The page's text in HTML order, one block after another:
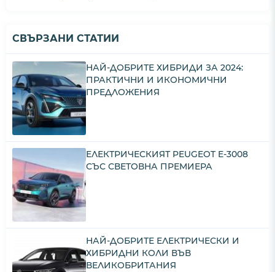
СВЪРЗАНИ СТАТИИ
НАЙ-ДОБРИТЕ ХИБРИДИ ЗА 2024:
ПРАКТИЧНИ И ИКОНОМИЧНИ
ПРЕДЛОЖЕНИЯ
ЕЛЕКТРИЧЕСКИЯТ PEUGEOT E-3008
СЪС СВЕТОВНА ПРЕМИЕРА
НАЙ-ДОБРИТЕ ЕЛЕКТРИЧЕСКИ И
ХИБРИДНИ КОЛИ ВЪВ
ВЕЛИКОБРИТАНИЯ